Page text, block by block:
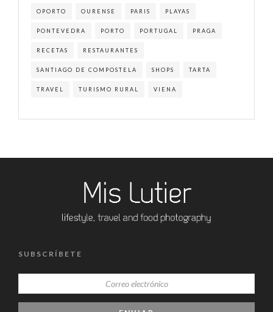
OPORTO OURENSE PARIS PLAYAS
PONTEVEDRA PORTO PORTUGAL PRAGA
RECETAS RESTAURANTES
SANTIAGO DE COMPOSTELA SHOPS TARTA
TRAVEL TURISMO RURAL VIENA
SUBSCRÍBETE